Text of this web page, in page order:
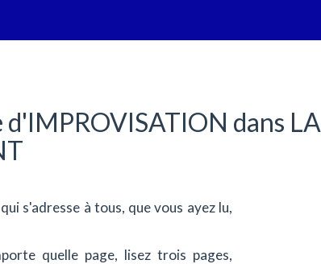
dans LA
s'adresse à tous, que vous ayez lu,
quelle page, lisez trois pages,